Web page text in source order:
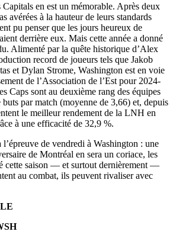
en est un mémorable. Après deux
avérées à la hauteur de leurs standards
pu penser que les jours heureux de
derrière eux. Mais cette année a donné
Alimenté par la quête historique d’Alex
record de joueurs tels que Jakob
et Dylan Strome, Washington est en voie
de l’Association de l’Est pour 2024-
Caps sont au deuxième rang des équipes
par match (moyenne de 3,66) et, depuis
le meilleur rendement de la LNH en
à une efficacité de 32,9 %.
de vendredi à Washington : une
de Montréal en sera un coriace, les
cette saison — et surtout dernièrement —
au combat, ils peuvent rivaliser avec